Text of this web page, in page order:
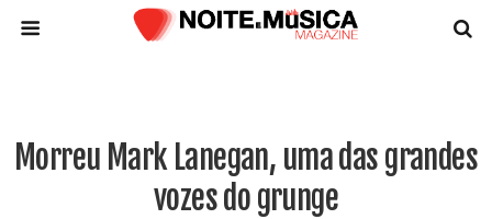
Morreu Mark Lanegan, uma das grandes
vozes do grunge